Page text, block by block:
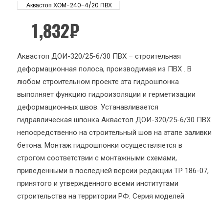
Аквастоп ХОМ-240-4/20 ПВХ
1,832₽
Аквастоп ДОИ-320/25-6/30 ПВХ – строительная
деформационная полоса, производимая из ПВХ . В
любом строительном проекте эта гидрошпонка
выполняет функцию гидроизоляции и герметизации
деформационных швов. Устанавливается
гидравлическая шпонка Аквастоп ДОИ-320/25-6/30 ПВХ
непосредственно на строительный шов на этапе заливки
бетона. Монтаж гидрошпонки осуществляется в
строгом соответствии с монтажными схемами,
приведенными в последней версии редакции ТР 186-07,
принятого и утвержденного всеми институтами
строительства на территории РФ. Серия моделей